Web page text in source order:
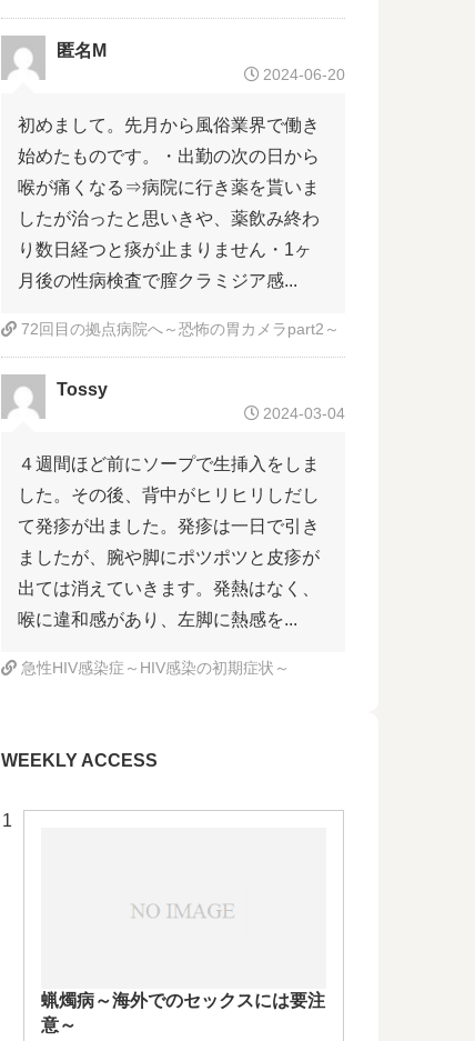
匿名M
2024-06-20
初めまして。先月から風俗業界で働き
始めたものです。・出勤の次の日から
喉が痛くなる⇒病院に行き薬を貰いま
したが治ったと思いきや、薬飲み終わ
り数日経つと痰が止まりません・1ヶ
月後の性病検査で膣クラミジア感...
72回目の拠点病院へ～恐怖の胃カメラpart2～
Tossy
2024-03-04
４週間ほど前にソープで生挿入をしま
した。その後、背中がヒリヒリしだし
て発疹が出ました。発疹は一日で引き
ましたが、腕や脚にポツポツと皮疹が
出ては消えていきます。発熱はなく、
喉に違和感があり、左脚に熱感を...
急性HIV感染症～HIV感染の初期症状～
WEEKLY ACCESS
蝋燭病～海外でのセックスには要注
意～